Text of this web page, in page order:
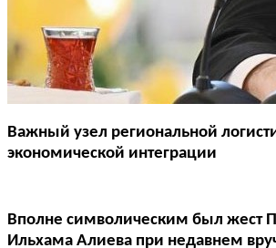
Важный узел региональной
экономической интеграции
Вполне символическим был жест
Ильхама Алиева при недавнем